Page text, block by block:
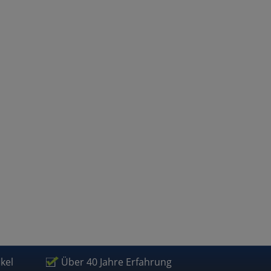
Über 40 Jahre Erfahrung